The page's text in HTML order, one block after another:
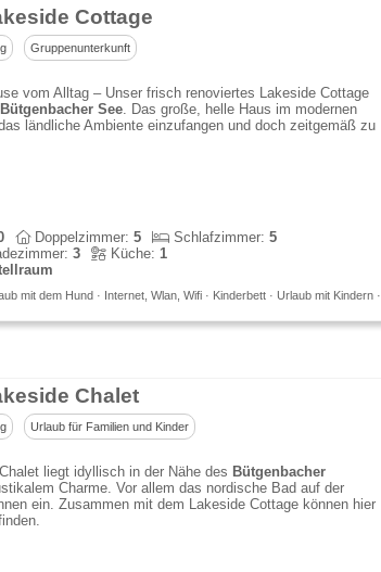
Cottage
Gruppenunterkunft
vom Alltag – Unser frisch renoviertes Lakeside Cottage
Bütgenbacher See. Das große, helle Haus im modernen
ländliche Ambiente einzufangen und doch zeitgemäß zu
Doppelzimmer: 5 Schlafzimmer: 5
3 Küche: 1
mit dem Hund · Internet, Wlan, Wifi · Kinderbett · Urlaub mit Kindern ·
Chalet
Urlaub für Familien und Kinder
liegt idyllisch in der Nähe des Bütgenbacher
Charme. Vor allem das nordische Bad auf der
ein. Zusammen mit dem Lakeside Cottage können hier